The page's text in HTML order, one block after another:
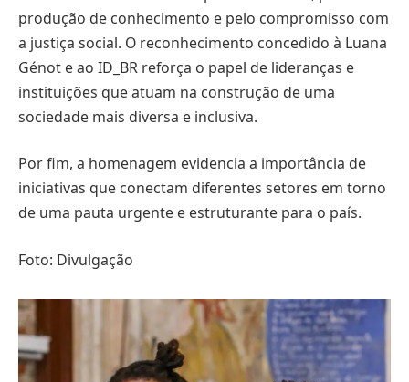
produção de conhecimento e pelo compromisso com
a justiça social. O reconhecimento concedido à Luana
Génot e ao ID_BR reforça o papel de lideranças e
instituições que atuam na construção de uma
sociedade mais diversa e inclusiva.
Por fim, a homenagem evidencia a importância de
iniciativas que conectam diferentes setores em torno
de uma pauta urgente e estruturante para o país.
Foto: Divulgação